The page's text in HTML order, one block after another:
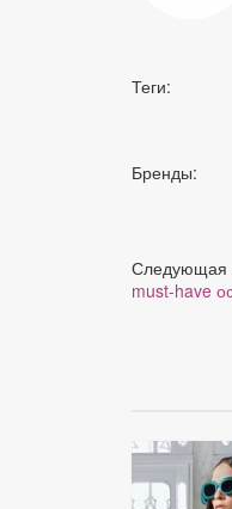
Теги:
Бренды:
Следующая
must-have